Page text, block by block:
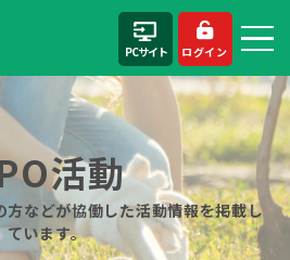
PCサイト ログイン
活動
方などが協働した活動情報を掲載し
ています。